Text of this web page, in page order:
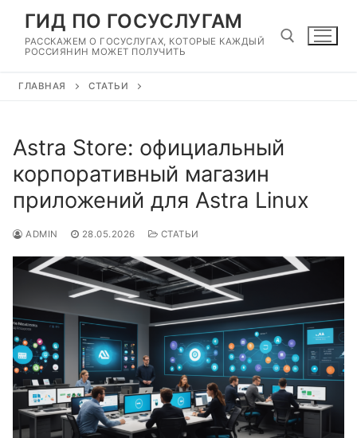
Перейти
содержимому
ГИД ПО ГОСУСЛУГАМ
РАССКАЖЕМ О ГОСУСЛУГАХ, КОТОРЫЕ КАЖДЫЙ
РОССИЯНИН МОЖЕТ ПОЛУЧИТЬ
ГЛАВНАЯ СТАТЬИ
Astra Store: официальный
корпоративный магазин
приложений для Astra Linux
ADMIN 28.05.2026 СТАТЬИ